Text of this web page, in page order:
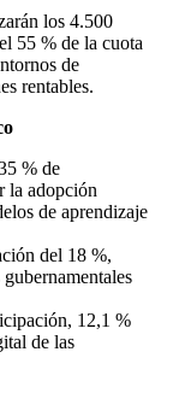
los 4.500
55 % de la cuota
de
rentables.
% de
la adopción
de aprendizaje
del 18 %,
12,1 %
de las